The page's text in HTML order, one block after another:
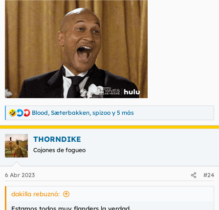
R
e
a
c
c
i
e
s
Blood, Sæterbakken, spizoo y 5 más
THORNDIKE
Cojones de fogueo
6 Abr 2023 #24
dakilla rebuznó: